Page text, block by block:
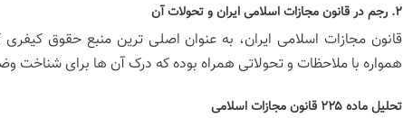
۲. رجم در قانون مجازات اسلامی ایران و تحولات آن
قانون مجازات اسلامی ایران، به عنوان اصلی ترین منبع حقوق
همواره با ملاحظات و تحولاتی همراه بوده که درک آن ها برای
تحلیل ماده ۲۲۵ قانون مجازات اسلامی